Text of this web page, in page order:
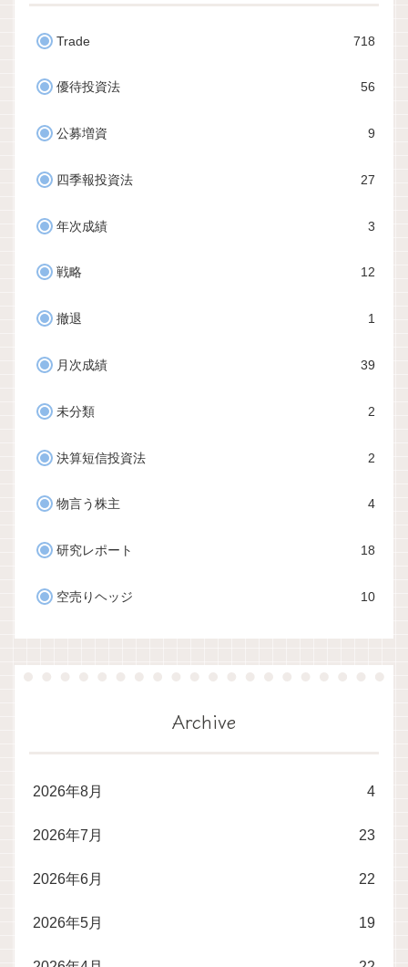
Trade 718
優待投資法 56
公募増資 9
四季報投資法 27
年次成績 3
戦略 12
撤退 1
月次成績 39
未分類 2
決算短信投資法 2
物言う株主 4
研究レポート 18
空売りヘッジ 10
Archive
2026年8月 4
2026年7月 23
2026年6月 22
2026年5月 19